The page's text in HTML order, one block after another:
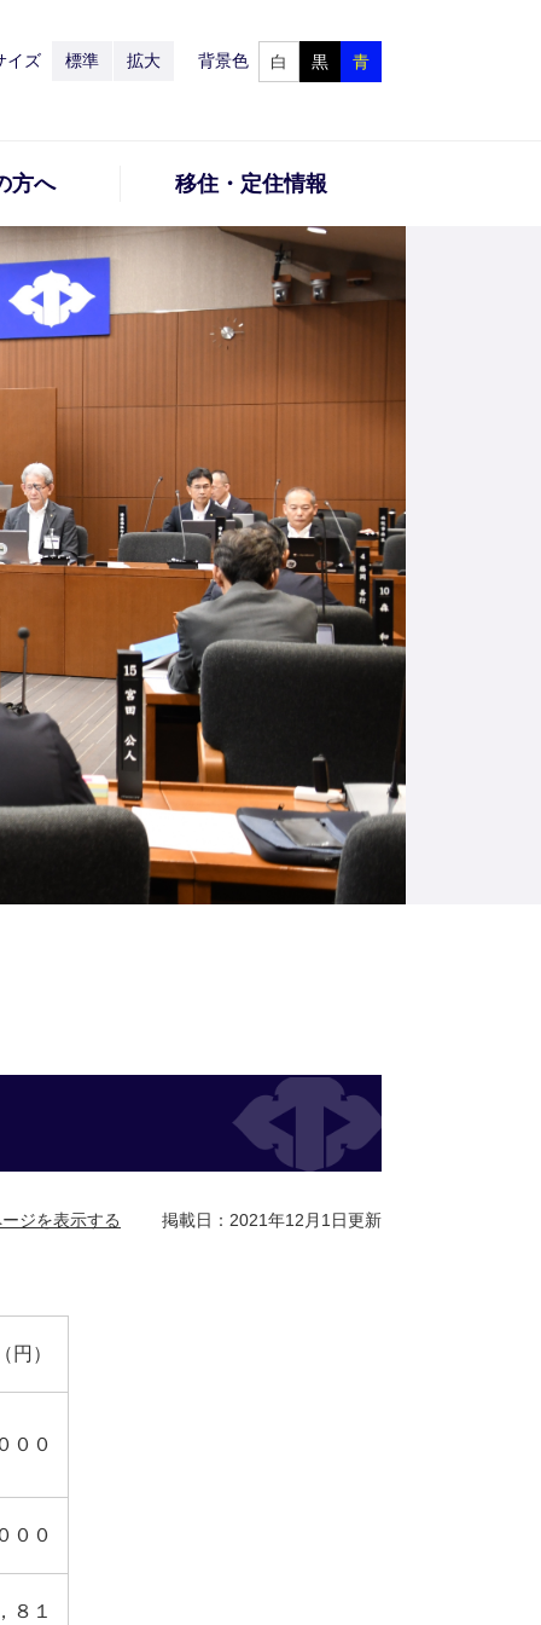
イズ 標準 拡大 背景色 白 黒 青
方へ 移住・定住情報
ジを表示する 掲載日：2021年12月1日更新
円）
００
００
８１